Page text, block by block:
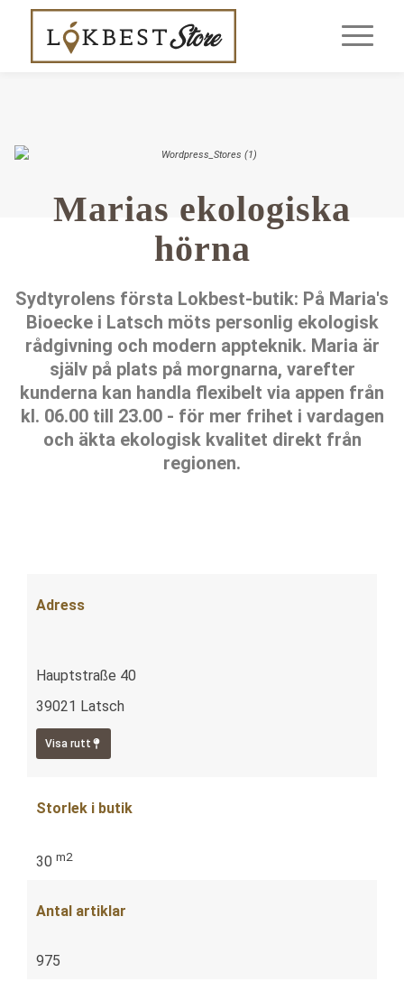
Marias ekologiska
hörna
Sydtyrolens första Lokbest-butik: På Maria's
Bioecke i Latsch möts personlig ekologisk
rådgivning och modern appteknik. Maria är
själv på plats på morgnarna, varefter
kunderna kan handla flexibelt via appen från
kl. 06.00 till 23.00 - för mer frihet i vardagen
och äkta ekologisk kvalitet direkt från
regionen.
Adress
Hauptstraße 40
39021 Latsch
Visa rutt
Storlek i butik
30 m2
Antal artiklar
975